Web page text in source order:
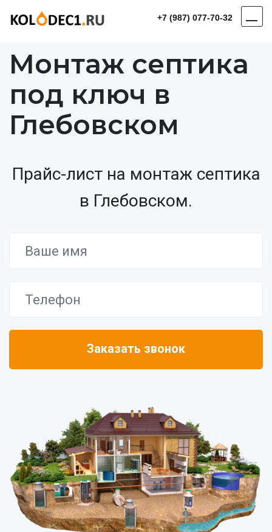
+7 (987) 077-70-32
Монтаж септика
под ключ в
Глебовском
Прайс-лист на монтаж септика
в Глебовском.